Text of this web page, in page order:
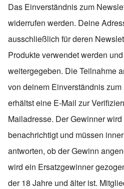
Das Einverständnis zum
widerrufen werden. Deine
ausschließlich für deren
Produkte verwendet werden
weitergegeben. Die Teilnahme
von deinem Einverständnis
erhältst eine E-Mail zur
Mailadresse. Der Gewinner
benachrichtigt und müssen
antworten, ob der Gewinn
wird ein Ersatzgewinner
der 18 Jahre und älter ist.